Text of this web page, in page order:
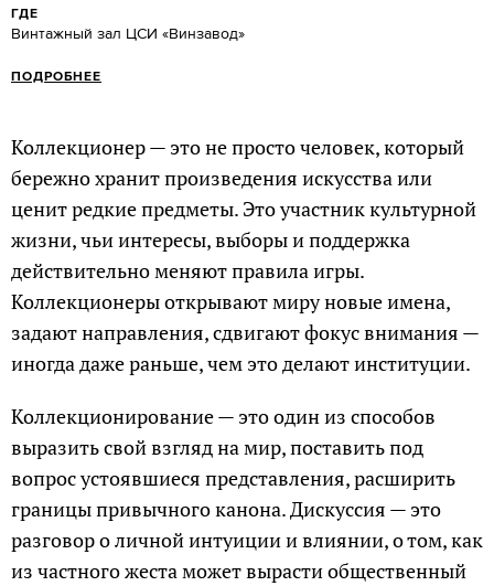
ГДЕ
Винтажный зал ЦСИ «Винзавод»
ПОДРОБНЕЕ
Коллекционер — это не просто человек, который
бережно хранит произведения искусства или
ценит редкие предметы. Это участник культурной
жизни, чьи интересы, выборы и поддержка
действительно меняют правила игры.
Коллекционеры открывают миру новые имена,
задают направления, сдвигают фокус внимания —
иногда даже раньше, чем это делают институции.
Коллекционирование — это один из способов
выразить свой взгляд на мир, поставить под
вопрос устоявшиеся представления, расширить
границы привычного канона. Дискуссия — это
разговор о личной интуиции и влиянии, о том, как
из частного жеста может вырасти общественный